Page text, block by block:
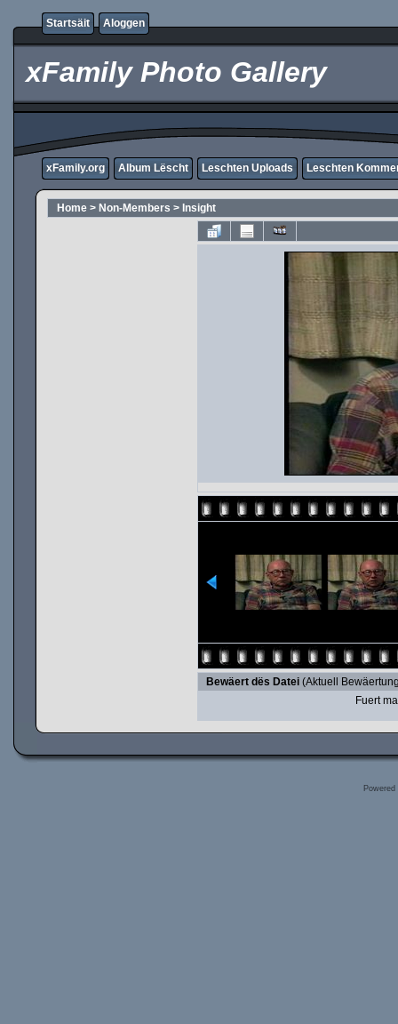
Startsäit Aloggen
xFamily Photo Gallery
xFamily.org Album Lëscht Leschten Uploads Leschten
Home > Non-Members > Insight
Bewäert dës Datei(Aktuell
Fuert